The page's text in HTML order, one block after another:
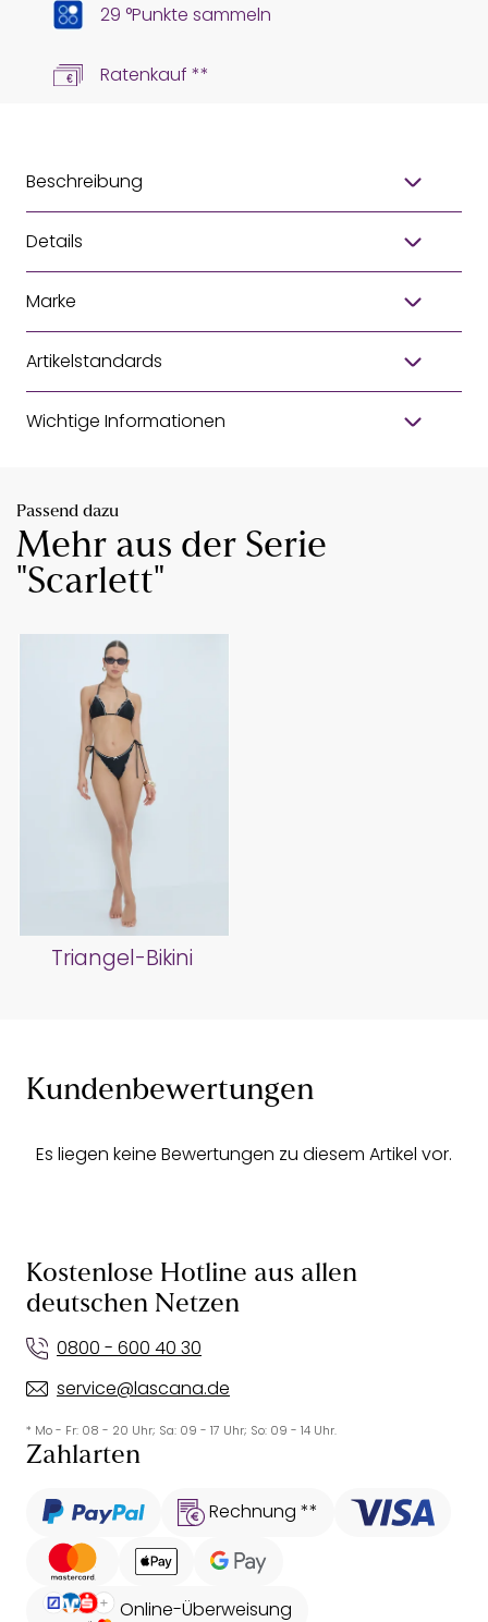
29 °Punkte sammeln
Ratenkauf **
Beschreibung
Details
Marke
Artikelstandards
Wichtige Informationen
Passend dazu
Mehr aus der Serie
"Scarlett"
Triangel-Bikini
Kundenbewertungen
Es liegen keine Bewertungen zu diesem Artikel vor.
Kostenlose Hotline aus allen
deutschen Netzen
0800 - 600 40 30
service@lascana.de
* Mo - Fr: 08 - 20 Uhr; Sa: 09 - 17 Uhr; So: 09 - 14 Uhr.
Zahlarten
Rechnung **
Online-Überweisung